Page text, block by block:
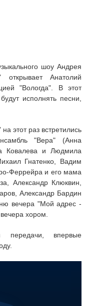
шоу Андрея
Анатолий
"Вологда". В этот
исполнять песни,
этот раз встретились
"Вера" (Анна
Ковалева и Людмила
Гнатенко, Вадим
Феррейра и его мама
Александр Клюквин,
Александр Бардин
вечера "Мой адрес -
хором.
передачи, впервые